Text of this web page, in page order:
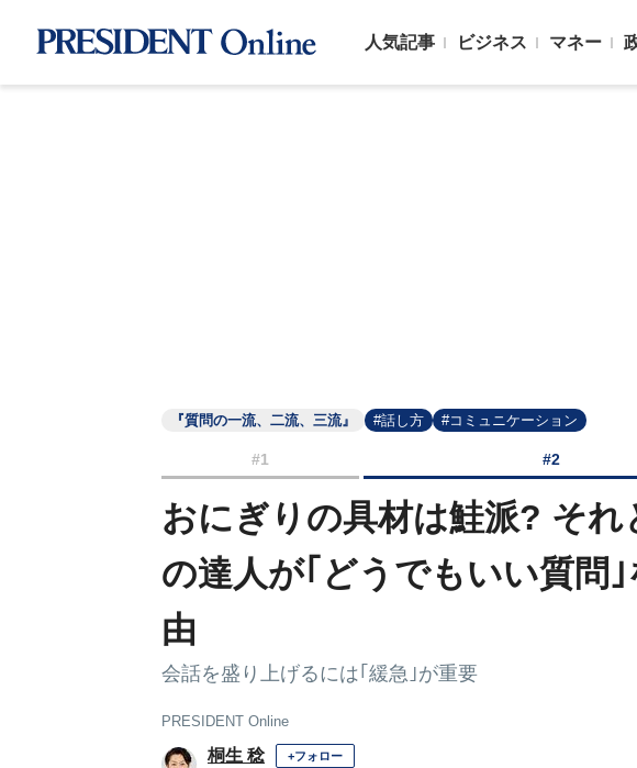
人気記事 ビジネス マネー
『質問の一流、二流、三流』 #話し方 #コミュニケーション
#1 #2
おにぎりの具材は鮭派? そ
の達人が｢どうでもいい質問
由
会話を盛り上げるには｢緩急｣が重要
PRESIDENT Online
桐生 稔 +フォロー